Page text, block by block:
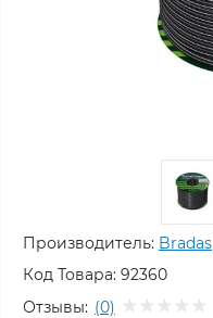
Производитель: Bradas
Код Товара: 92360
Отзывы: (0)